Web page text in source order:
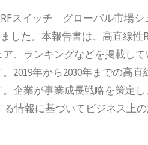
RFスイッチ―グローバル市場
した。本報告書は、高直線性
、ランキングなどを掲載し
2019年から2030年までの高
企業が事業成長戦略を策定
情報に基づいてビジネス上